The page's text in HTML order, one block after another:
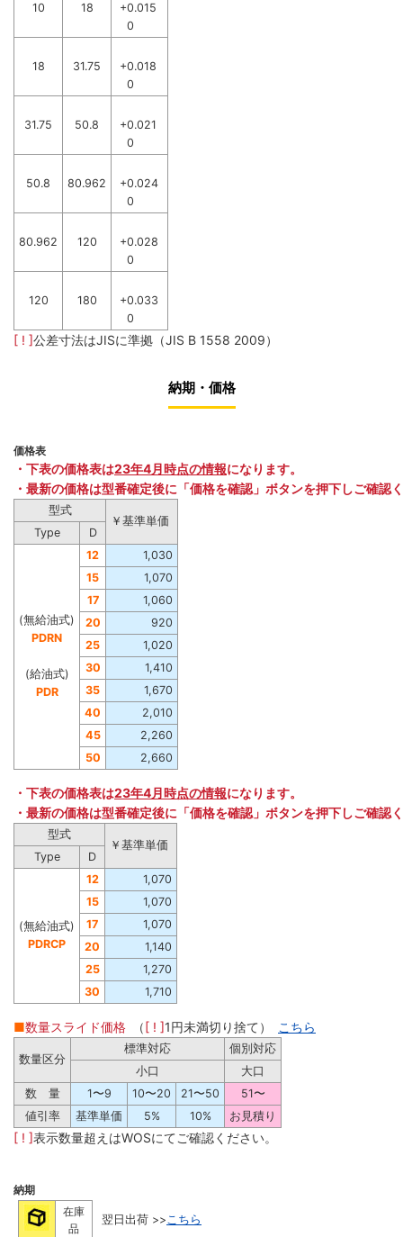
10 18
+0.015
0
18 31.75
+0.018
0
31.75 50.8
+0.021
0
50.8 80.962
+0.024
0
80.962 120
+0.028
0
120 180
+0.033
0
[ ! ]公差寸法はJISに準拠（JIS B 1558 2009）
納期・価格
価格表
・下表の価格表は23年4月時点の情報になります。
・最新の価格は型番確定後に「価格を確認」ボタンを押下しご確認
型式
￥基準単価
Type
D
(無給油式)
PDRN
(給油式)
PDR
12
1,030
15
1,070
17
1,060
20
920
25
1,020
30
1,410
35
1,670
40
2,010
45
2,260
50
2,660
・下表の価格表は23年4月時点の情報になります。
・最新の価格は型番確定後に「価格を確認」ボタンを押下しご確認
型式
￥基準単価
Type
D
(無給油式)
PDRCP
12
1,070
15
1,070
17
1,070
20
1,140
25
1,270
30
1,710
■数量スライド価格 （[ ! ]1円未満切り捨て） こちら
数量区分
標準対応
個別対応
小口
大口
数 量
1〜9 10〜20 21〜50
51〜
値引率
基準単価 5% 10% お見積り
[ ! ]表示数量超えはWOSにてご確認ください。
納期
在庫
品
翌日出荷 >>こちら